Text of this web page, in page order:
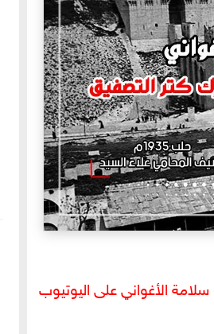
الأغواني على اليوتيوب